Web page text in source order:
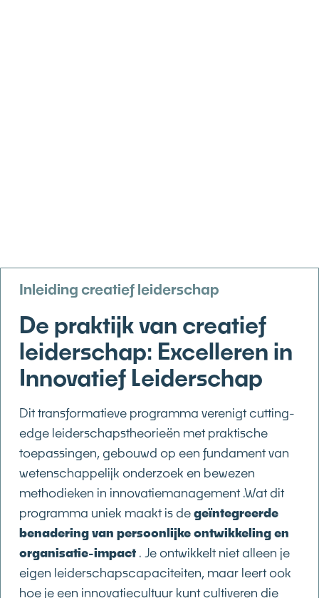
Inleiding creatief leiderschap
De praktijk van creatief
leiderschap: Excelleren in
Innovatief Leiderschap
Dit transformatieve programma verenigt cutting-
edge leiderschapstheorieën met praktische
toepassingen, gebouwd op een fundament van
wetenschappelijk onderzoek en bewezen
methodieken in innovatiemanagement .Wat dit
programma uniek maakt is degeïntegreerde
benadering van persoonlijke ontwikkeling en
organisatie-impact. Je ontwikkelt niet alleen je
eigen leiderschapscapaciteiten, maar leert ook
hoe je een innovatiecultuur kunt cultiveren die